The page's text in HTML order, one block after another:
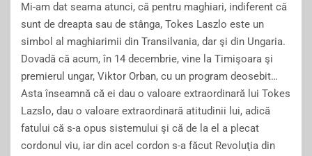
Mi-am dat seama atunci, că pentru maghiari, indiferent că
sunt de dreapta sau de stânga, Tokes Laszlo este un
simbol al maghiarimii din Transilvania, dar şi din Ungaria.
Dovadă că acum, în 14 decembrie, vine la Timişoara şi
premierul ungar, Viktor Orban, cu un program deosebit…
Asta înseamnă că ei dau o valoare extraordinară lui Tokes
Lazslo, dau o valoare extraordinară atitudinii lui, adică
fatului că s-a opus sistemului şi că de la el a plecat
cordonul viu, iar din acel cordon s-a făcut Revoluţia din